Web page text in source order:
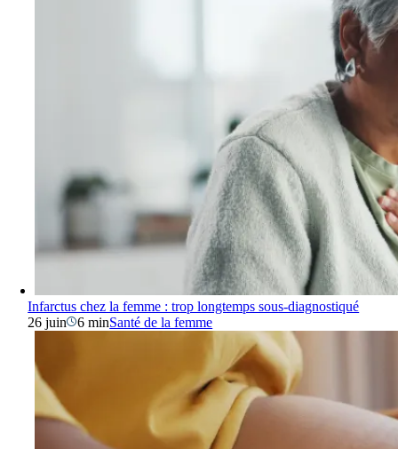
Infarctus chez la femme : trop longtemps sous-diagnostiqué
26 juin
6 minSanté de la femme